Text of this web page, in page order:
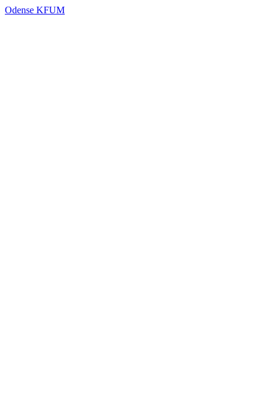
Odense KFUM